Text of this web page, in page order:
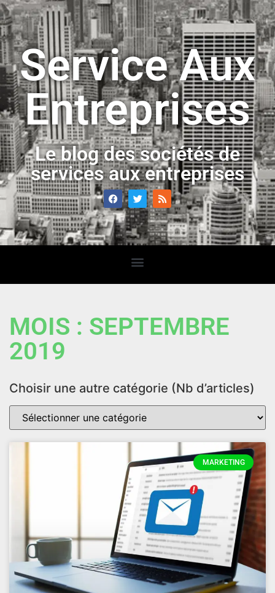
Service Aux
Entreprises
Le blog des sociétés de
services aux entreprises
MOIS : SEPTEMBRE
2019
Choisir une autre catégorie (Nb d’articles)
MARKETING